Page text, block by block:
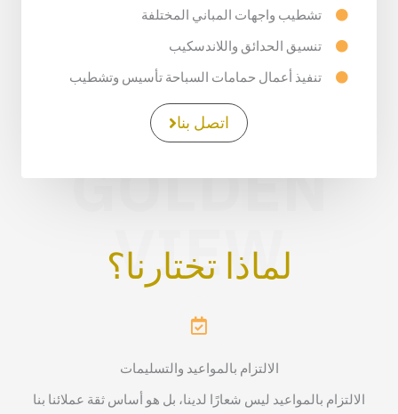
تشطيب واجهات المباني المختلفة
تنسيق الحدائق واللاندسكيب
تنفيذ أعمال حمامات السباحة تأسيس وتشطيب
اتصل بنا
GOLDEN
VIEW
لماذا تختارنا؟
الالتزام بالمواعيد والتسليمات
الالتزام بالمواعيد ليس شعارًا لدينا، بل هو أساس ثقة عملائنا بنا